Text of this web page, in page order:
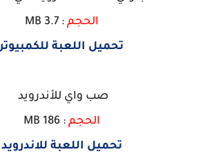
الحجم : 3.7 MB
تحميل اللعبة للكمبيوتر
صب واي للأندرويد
الحجم : 186 MB
تحميل اللعبة للاندرويد